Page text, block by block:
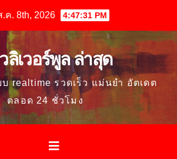
.ค. 8th, 2026 4:47:32 PM
ลิเวอร์พูล ล่าสุด
realtime รวดเร็ว แม่นยำ อัตเดต
ตลอด 24 ชั่วโมง